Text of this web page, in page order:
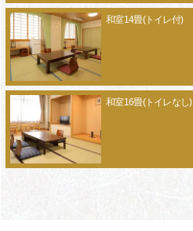
和室14畳(トイレ付)
和室16畳(トイレなし)